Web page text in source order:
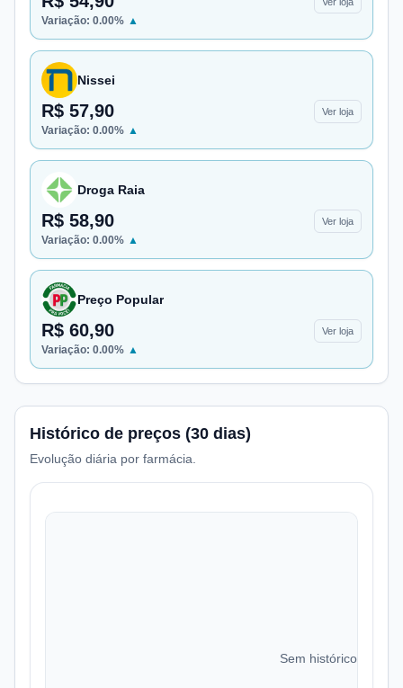
Variação: 0.00% ▲
Nissei
R$ 57,90 Ver loja
Variação: 0.00% ▲
Droga Raia
R$ 58,90 Ver loja
Variação: 0.00% ▲
Preço Popular
R$ 60,90 Ver loja
Variação: 0.00% ▲
Histórico de preços (30 dias)
Evolução diária por farmácia.
Sem histórico de